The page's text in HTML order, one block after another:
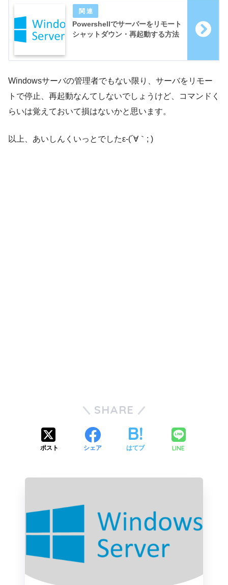
Powershellでサーバーをリモート
シャットダウン・再起動する方法
Windowsサーバの管理者でもない限り、サーバをリモー
トで停止、再起動なんてしないでしょうけど、コマンドく
らいは覚えておいて損はないかと思います。
以上、あいしんくいっとでしたε-(´∀｀; )
SHARE
ポスト シェア はてブ LINE